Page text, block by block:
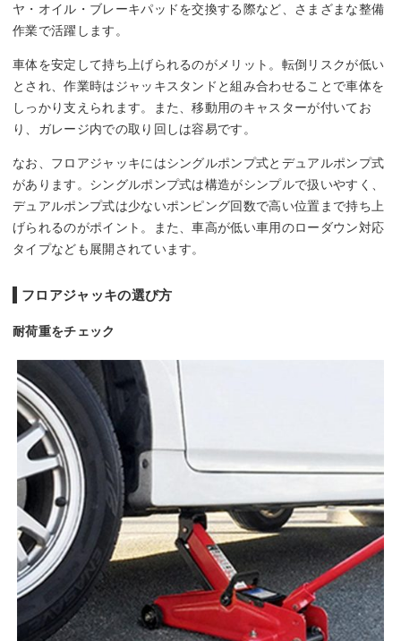
ヤ・オイル・ブレーキパッドを交換する際など、さまざまな整備
作業で活躍します。
車体を安定して持ち上げられるのがメリット。転倒リスクが低い
とされ、作業時はジャッキスタンドと組み合わせることで車体を
しっかり支えられます。また、移動用のキャスターが付いてお
り、ガレージ内での取り回しは容易です。
なお、フロアジャッキにはシングルポンプ式とデュアルポンプ式
があります。シングルポンプ式は構造がシンプルで扱いやすく、
デュアルポンプ式は少ないポンピング回数で高い位置まで持ち上
げられるのがポイント。また、車高が低い車用のローダウン対応
タイプなども展開されています。
フロアジャッキの選び方
耐荷重をチェック